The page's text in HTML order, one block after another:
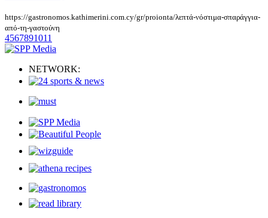
https://gastronomos.kathimerini.com.cy/gr/proionta/λεπτά-νόστιμα-σπαράγγια-
από-τη-γαστούνη
4567891011
NETWORK: